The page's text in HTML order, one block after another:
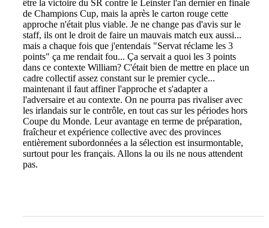
être la victoire du SR contre le Leinster l'an dernier en finale
de Champions Cup, mais la après le carton rouge cette
approche n'était plus viable. Je ne change pas d'avis sur le
staff, ils ont le droit de faire un mauvais match eux aussi...
mais a chaque fois que j'entendais "Servat réclame les 3
points" ça me rendait fou... Ça servait a quoi les 3 points
dans ce contexte William? C'était bien de mettre en place un
cadre collectif assez constant sur le premier cycle...
maintenant il faut affiner l'approche et s'adapter a
l'adversaire et au contexte. On ne pourra pas rivaliser avec
les irlandais sur le contrôle, en tout cas sur les périodes hors
Coupe du Monde. Leur avantage en terme de préparation,
fraîcheur et expérience collective avec des provinces
entièrement subordonnées a la sélection est insurmontable,
surtout pour les français. Allons la ou ils ne nous attendent
pas.